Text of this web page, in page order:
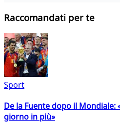
Raccomandati per te
Sport
De la Fuente dopo il Mondiale:
giorno in più»